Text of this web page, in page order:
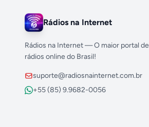
Rádios na Internet
Rádios na Internet — O maior portal de
rádios online do Brasil!
suporte@radiosnainternet.com.br
+55 (85) 9.9682-0056